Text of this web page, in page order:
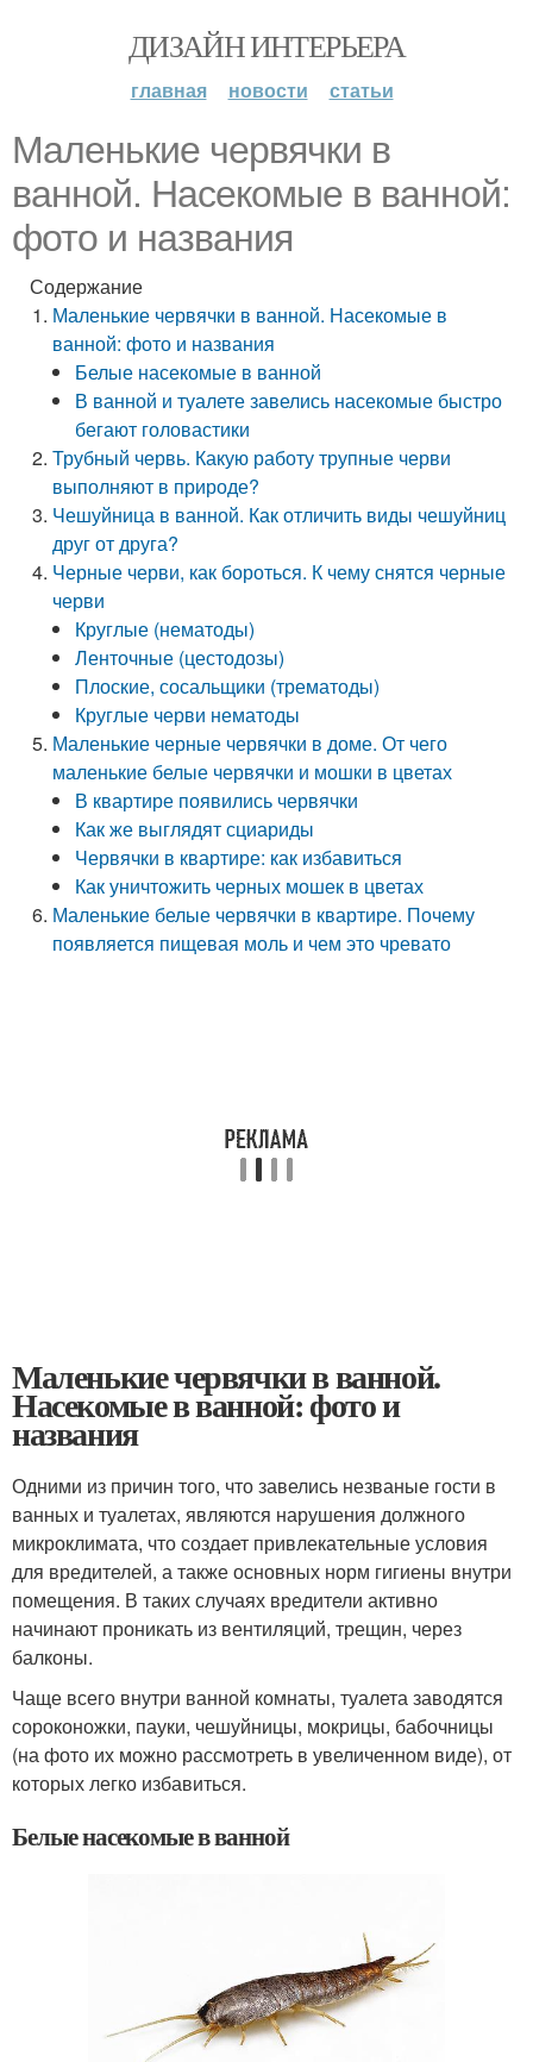
ДИЗАЙН ИНТЕРЬЕРА
главная новости статьи
Маленькие червячки в
ванной. Насекомые в ванной:
фото и названия
Содержание
Маленькие червячки в ванной. Насекомые в
ванной: фото и названия
Белые насекомые в ванной
В ванной и туалете завелись насекомые быстро
бегают головастики
Трубный червь. Какую работу трупные черви
выполняют в природе?
Чешуйница в ванной. Как отличить виды чешуйниц
друг от друга?
Черные черви, как бороться. К чему снятся черные
черви
Круглые (нематоды)
Ленточные (цестодозы)
Плоские, сосальщики (трематоды)
Круглые черви нематоды
Маленькие черные червячки в доме. От чего
маленькие белые червячки и мошки в цветах
В квартире появились червячки
Как же выглядят сциариды
Червячки в квартире: как избавиться
Как уничтожить черных мошек в цветах
Маленькие белые червячки в квартире. Почему
появляется пищевая моль и чем это чревато
Маленькие червячки в ванной.
Насекомые в ванной: фото и
названия
Одними из причин того, что завелись незваные гости в
ванных и туалетах, являются нарушения должного
микроклимата, что создает привлекательные условия
для вредителей, а также основных норм гигиены внутри
помещения. В таких случаях вредители активно
начинают проникать из вентиляций, трещин, через
балконы.
Чаще всего внутри ванной комнаты, туалета заводятся
сороконожки, пауки, чешуйницы, мокрицы, бабочницы
(на фото их можно рассмотреть в увеличенном виде), от
которых легко избавиться.
Белые насекомые в ванной